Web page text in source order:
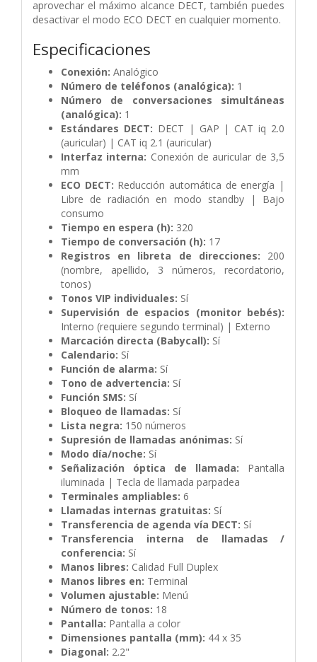
aprovechar el máximo alcance DECT, también puedes
desactivar el modo ECO DECT en cualquier momento.
Especificaciones
Conexión: Analógico
Número de teléfonos (analógica): 1
Número de conversaciones simultáneas
(analógica): 1
Estándares DECT: DECT | GAP | CAT iq 2.0
(auricular) | CAT iq 2.1 (auricular)
Interfaz interna: Conexión de auricular de 3,5
mm
ECO DECT: Reducción automática de energía |
Libre de radiación en modo standby | Bajo
consumo
Tiempo en espera (h): 320
Tiempo de conversación (h): 17
Registros en libreta de direcciones: 200
(nombre, apellido, 3 números, recordatorio,
tonos)
Tonos VIP individuales: Sí
Supervisión de espacios (monitor bebés):
Interno (requiere segundo terminal) | Externo
Marcación directa (Babycall): Sí
Calendario: Sí
Función de alarma: Sí
Tono de advertencia: Sí
Función SMS: Sí
Bloqueo de llamadas: Sí
Lista negra: 150 números
Supresión de llamadas anónimas: Sí
Modo día/noche: Sí
Señalización óptica de llamada: Pantalla
iluminada | Tecla de llamada parpadea
Terminales ampliables: 6
Llamadas internas gratuitas: Sí
Transferencia de agenda vía DECT: Sí
Transferencia interna de llamadas /
conferencia: Sí
Manos libres: Calidad Full Duplex
Manos libres en: Terminal
Volumen ajustable: Menú
Número de tonos: 18
Pantalla: Pantalla a color
Dimensiones pantalla (mm): 44 x 35
Diagonal: 2.2"